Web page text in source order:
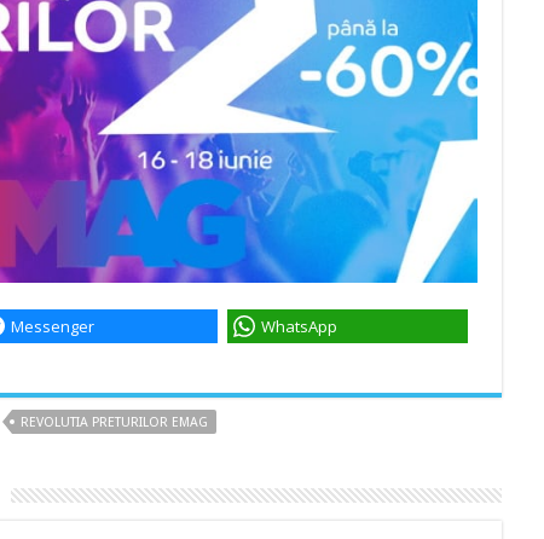
Messenger WhatsApp
REVOLUTIA PRETURILOR EMAG